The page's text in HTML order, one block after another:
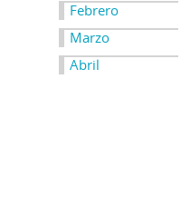
Febrero
Marzo
Abril